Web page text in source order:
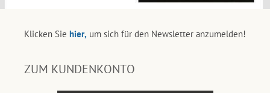
Klicken Sie hier, um sich für den Newsletter anzumelden!
ZUM KUNDENKONTO